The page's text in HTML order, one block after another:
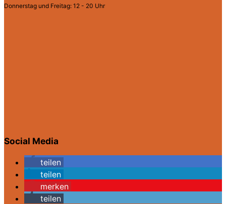
Donnerstag und Freitag: 12 - 20 Uhr
Social Media
teilen
teilen
merken
teilen